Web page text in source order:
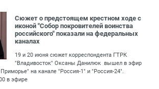
Сюжет о предстоящем крестном ходе с
иконой "Собор покровителей воинства
российского" показали на федеральных
каналах
19 и 20 июня сюжет корреспондента ГТРК
"Владивосток" Оксаны Данилюк вышел в эфир
на канале "Россия-1" и "Россия-24".
в эфире